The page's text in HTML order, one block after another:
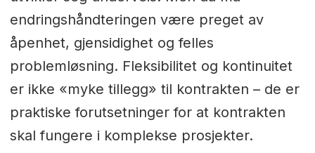
endringshåndteringen være preget av
åpenhet, gjensidighet og felles
problemløsning. Fleksibilitet og kontinuitet
er ikke «myke tillegg» til kontrakten – de er
praktiske forutsetninger for at kontrakten
skal fungere i komplekse prosjekter.